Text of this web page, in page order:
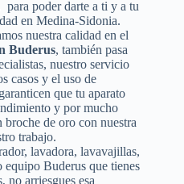
poder darte a ti y a tu
en Medina-Sidonia.
nuestra calidad en el
Buderus, también pasa
nuestro servicio
casos y el uso de
que tu aparato
y por mucho
de oro con nuestra
trabajo.
lavadora, lavavajillas,
equipo Buderus que tienes
no arriesgues esa